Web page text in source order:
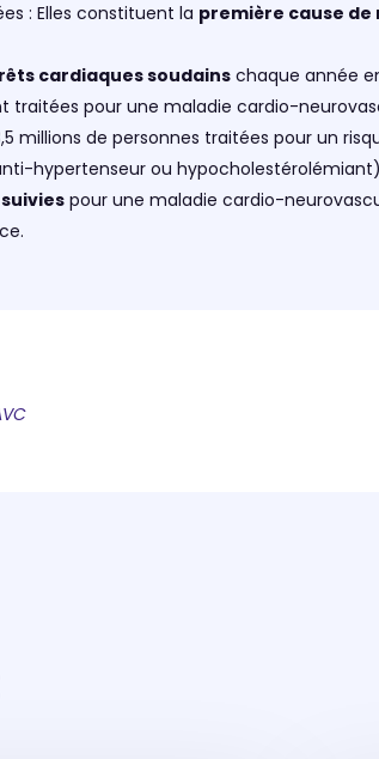
: Elles constituent la première cause
cardiaques soudains chaque année
traitées pour une maladie cardio-
millions de personnes traitées pour un
hypertenseur ou
pour une maladie cardio-